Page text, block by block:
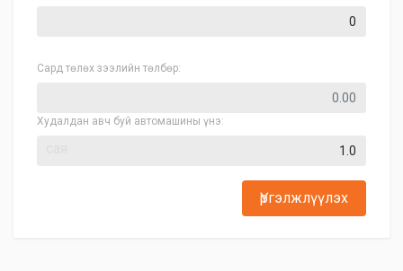
Сард төлөх зээлийн төлбөр:
Худалдан авч буй автомашины үнэ:
Үргэлжлүүлэх